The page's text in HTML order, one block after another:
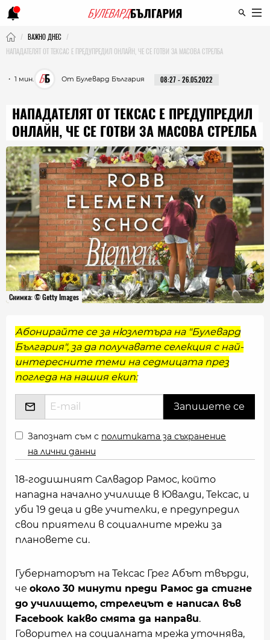
ВАЖНО ДНЕС
НАПАДАТЕЛЯТ ОТ ТЕКСАС Е ПРЕДУПРЕДИЛ ОНЛАЙН, ЧЕ СЕ ГОТВИ ЗА МАСОВА СТРЕЛБА
・ 1 мин. От Булевард България 08:27 - 26.05.2022
НАПАДАТЕЛЯТ ОТ ТЕКСАС Е ПРЕДУПРЕДИЛ
ОНЛАЙН, ЧЕ СЕ ГОТВИ ЗА МАСОВА СТРЕЛБА
Снимка: © Getty Images
Абонирайте се за нюзлетъра на "Булевард
България", за да получавате селекция с най-
интересните теми на седмицата през
погледа на нашия екип:
Запознат съм с политиката за съхранение
на лични данни
18-годишният Салвадор Рамос, който
нападна начално училище в Ювалди, Тексас, и
уби 19 деца и две учителки, е предупредил
свои приятели в социалните мрежи за
плановете си.
Губернаторът на Тексас Грег Абът твърди,
че около 30 минути преди Рамос да стигне
до училището, стрелецът е написал във
Facebook какво смята да направи.
Говорител на социалната мрежа уточнява,